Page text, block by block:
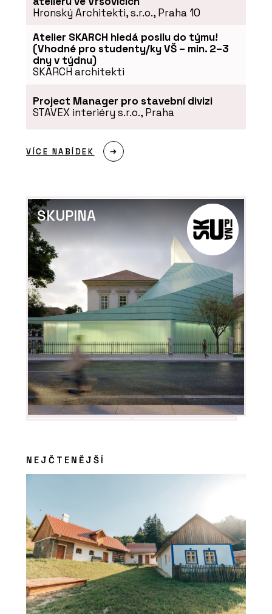
Hronský Architekti, s.r.o., Praha 10
Atelier SKARCH hledá posilu do týmu!
(Vhodné pro studenty/ky VŠ – min. 2–3
dny v týdnu)
SKARCH architekti
Project Manager pro stavební divizi
STAVEX interiéry s.r.o., Praha
VÍCE NABÍDEK
SKUPINA
NEJČTENĚJŠÍ